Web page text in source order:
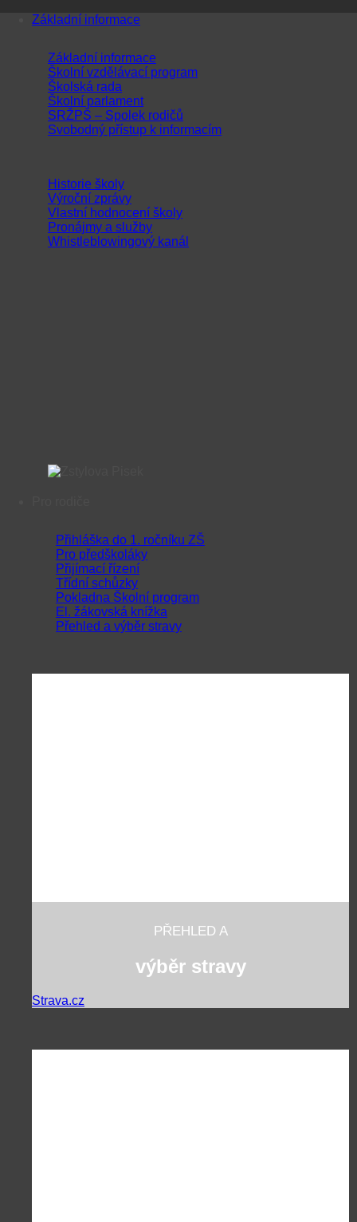
PřeskočitZákladní informace
Základní informace
Školní vzdělávací program
Školská rada
Školní parlament
SRŽPŠ – Spolek rodičů
Svobodný přístup k informacím
Historie školy
Výroční zprávy
Vlastní hodnocení školy
Pronájmy a služby
Whistleblowingový kanál
Přihláška do 1. ročníku ZŠ
Pro předškoláky
Přijímací řízení
Třídní schůzky
Pokladna Školní program
El. žákovská knížka
Přehled a výběr stravy
PŘEHLED A
výběr stravy
Strava.cz